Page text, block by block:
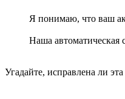
Я понимаю, что ваш
Наша автоматическая
Угадайте, исправлена ли